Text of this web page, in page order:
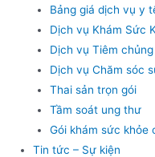
Bảng giá dịch vụ y
Dịch vụ Khám Sức
Dịch vụ Tiêm chủng
Dịch vụ Chăm sóc
Thai sản trọn gói
Tầm soát ung thư
Gói khám sức khỏe
Tin tức – Sự kiện